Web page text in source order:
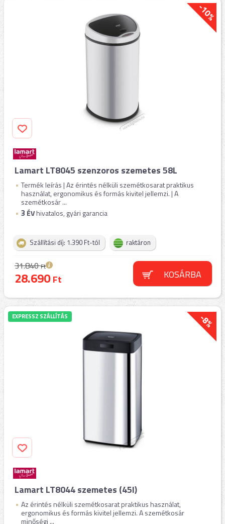
-10%
Lamart LT8045 szenzoros szemetes 58L
Termék leírás | Az érintés nélküli szemétkosarat praktikus
használat, ergonomikus és formás kivitel jellemzi. | A
szemétkosár ...
3 ÉVhivatalos, gyári garancia
Szállítási díj: 1.390 Ft-tól raktáron
31.840Ft
28.690Ft KOSÁRBA
-8%
EXPRESSZ SZÁLLÍTÁS
Lamart LT8044 szemetes (45l)
Az érintés nélküli szemétkosarat praktikus használat,
ergonomikus és formás kivitel jellemzi. A szemétkosár
minőségi ...